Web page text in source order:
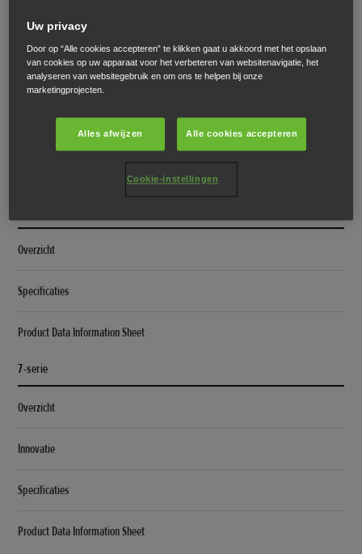
Specificaties
Product Data Information Sheet
Enkeltraps
Overzicht
Specificaties
Product Data Information Sheet
7-serie
Overzicht
Innovatie
Specificaties
Product Data Information Sheet
Uw privacy
Door op “Alle cookies accepteren” te klikken gaat u akkoord met het opslaan
van cookies op uw apparaat voor het verbeteren van websitenavigatie, het
analyseren van websitegebruik en om ons te helpen bij onze
marketingprojecten.
Alles afwijzen Alle cookies accepteren
Cookie-instellingen